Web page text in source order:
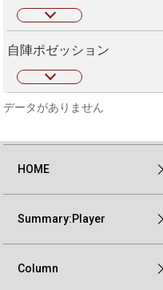
自陣ポゼッション
データがありません
HOME
Summary:Player
Column